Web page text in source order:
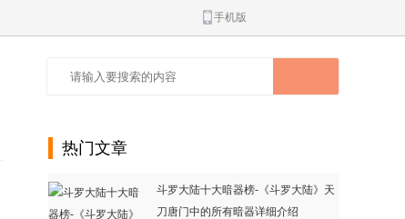
手机版
热门文章
斗罗大陆十大暗器榜-《斗罗大陆》天
刀唐门中的所有暗器详细介绍